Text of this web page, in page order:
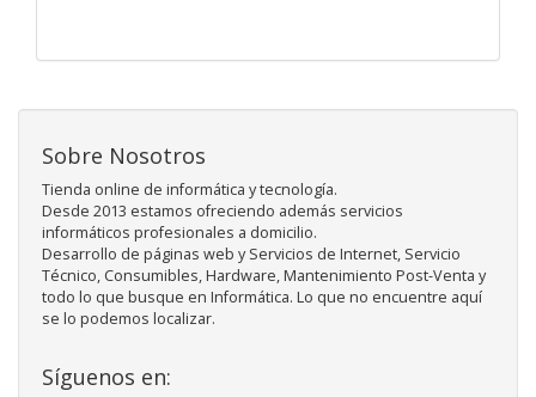
Sobre Nosotros
Tienda online de informática y tecnología.
Desde 2013 estamos ofreciendo además servicios
informáticos profesionales a domicilio.
Desarrollo de páginas web y Servicios de Internet, Servicio
Técnico, Consumibles, Hardware, Mantenimiento Post-Venta y
todo lo que busque en Informática. Lo que no encuentre aquí
se lo podemos localizar.
Síguenos en: